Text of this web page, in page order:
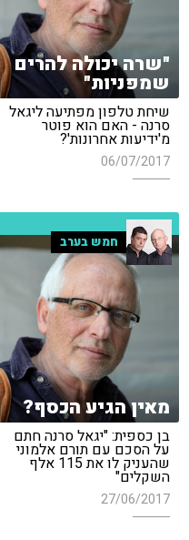
"שרה יכולה להרים
שמפניות"
שיחת טלפון מפתיעה ליגאל
סרנה - האם הוא פוטר
מ'ידיעות אחרונות'?
06/07/2017
חמש בערב
מאין הגיע הכסף?
בן כספית: "יגאל סרנה חתם
על הסכם עם תורם אלמוני
שהעניק לו את 115 אלף
השקלים"
27/06/2017